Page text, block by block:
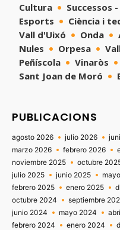
Cultura
Successos
Esports
Ciència i
Vall d'Uixó
Onda
Nules
Orpesa
Peñíscola
Vinaròs
Sant Joan de Moró
PUBLICACIONS
agosto 2026 julio 2026
marzo 2026
febrero 2026
noviembre 2025
octubre
julio 2025
junio 2025
febrero 2025
enero 2025
octubre 2024
septiembre
junio 2024
mayo 2024
febrero 2024
enero 2024